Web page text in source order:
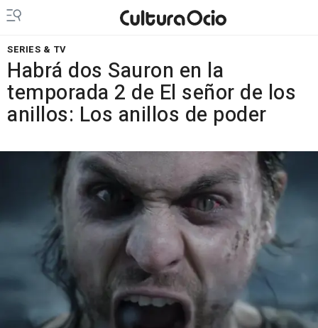
SERIES & TV
Habrá dos Sauron en la
temporada 2 de El señor de los
anillos: Los anillos de poder